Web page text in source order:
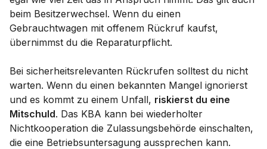
beim Besitzerwechsel. Wenn du einen
Gebrauchtwagen mit offenem Rückruf kaufst,
übernimmst du die Reparaturpflicht.
Bei sicherheitsrelevanten Rückrufen solltest du nicht
warten. Wenn du einen bekannten Mangel ignorierst
und es kommt zu einem Unfall, riskierst du eine
Mitschuld. Das KBA kann bei wiederholter
Nichtkooperation die Zulassungsbehörde einschalten,
die eine Betriebsuntersagung aussprechen kann.